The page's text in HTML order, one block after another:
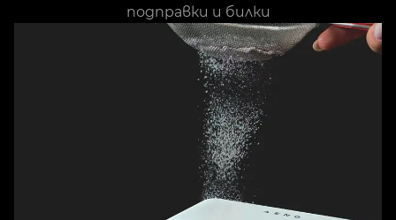
подправки и билки